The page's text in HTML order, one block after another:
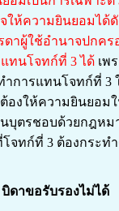
ให้ความยินยอมได้
าผู้ใช้อำนาจปกคร
ทนโจทก์ที่ 3 ได้เพ
การแทนโจทก์ที่ 3
งให้ความยินยอม
บุตรชอบด้วยกฎหม
จทก์ที่ 3 ต้องกระทำ
ดาขอรับรองไม่ได้